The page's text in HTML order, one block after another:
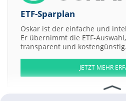
ETF-Sparplan
Oskar ist der einfache und
Er übernimmt die ETF-
transparent und kostengünstig.
JETZT MEHR